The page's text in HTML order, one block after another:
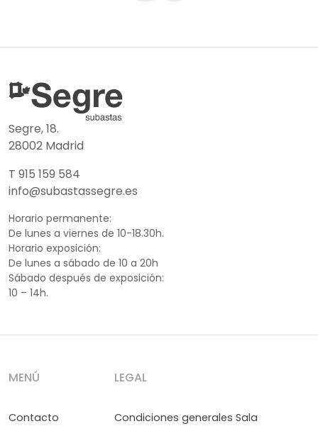
Segre, 18.
28002 Madrid
T 915 159 584
info@subastassegre.es
Horario permanente:
De lunes a viernes de 10-18.30h.
Horario exposición:
De lunes a sábado de 10 a 20h
Sábado después de exposición:
10 – 14h.
MENÚ
Contacto
LEGAL
Condiciones generales Sala